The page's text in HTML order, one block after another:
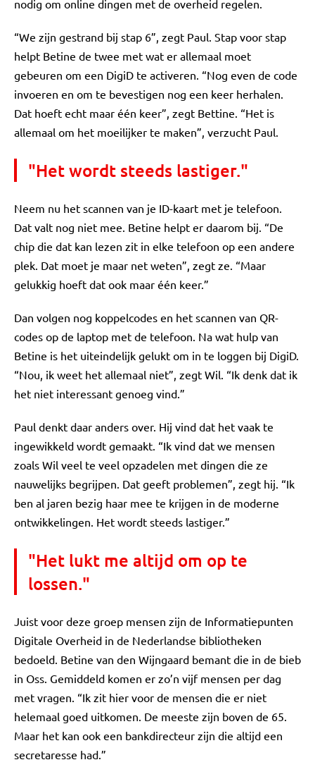
nodig om online dingen met de overheid regelen.
“We zijn gestrand bij stap 6”, zegt Paul. Stap voor stap
helpt Betine de twee met wat er allemaal moet
gebeuren om een DigiD te activeren. “Nog even de code
invoeren en om te bevestigen nog een keer herhalen.
Dat hoeft echt maar één keer”, zegt Bettine. “Het is
allemaal om het moeilijker te maken”, verzucht Paul.
"Het wordt steeds lastiger."
Neem nu het scannen van je ID-kaart met je telefoon.
Dat valt nog niet mee. Betine helpt er daarom bij. “De
chip die dat kan lezen zit in elke telefoon op een andere
plek. Dat moet je maar net weten”, zegt ze. “Maar
gelukkig hoeft dat ook maar één keer.”
Dan volgen nog koppelcodes en het scannen van QR-
codes op de laptop met de telefoon. Na wat hulp van
Betine is het uiteindelijk gelukt om in te loggen bij DigiD.
“Nou, ik weet het allemaal niet”, zegt Wil. “Ik denk dat ik
het niet interessant genoeg vind.”
Paul denkt daar anders over. Hij vind dat het vaak te
ingewikkeld wordt gemaakt. “Ik vind dat we mensen
zoals Wil veel te veel opzadelen met dingen die ze
nauwelijks begrijpen. Dat geeft problemen”, zegt hij. “Ik
ben al jaren bezig haar mee te krijgen in de moderne
ontwikkelingen. Het wordt steeds lastiger.”
"Het lukt me altijd om op te
lossen."
Juist voor deze groep mensen zijn de Informatiepunten
Digitale Overheid in de Nederlandse bibliotheken
bedoeld. Betine van den Wijngaard bemant die in de bieb
in Oss. Gemiddeld komen er zo’n vijf mensen per dag
met vragen. “Ik zit hier voor de mensen die er niet
helemaal goed uitkomen. De meeste zijn boven de 65.
Maar het kan ook een bankdirecteur zijn die altijd een
secretaresse had.”